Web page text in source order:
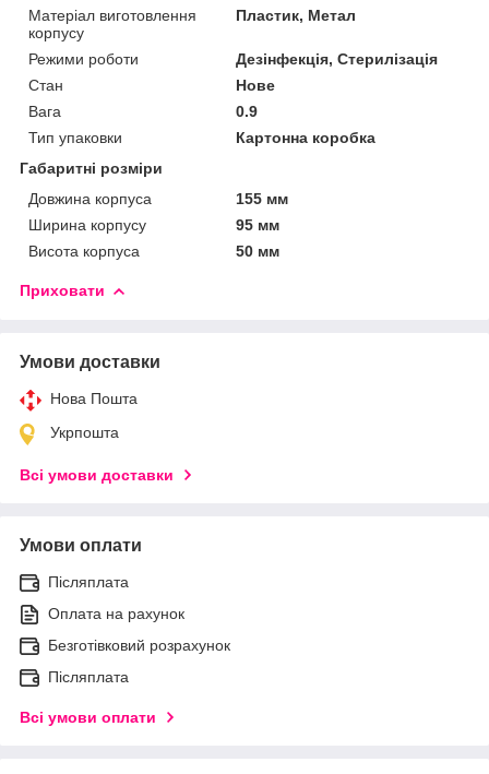
Матеріал виготовлення
корпусу
Пластик, Метал
Режими роботи
Дезінфекція, Стерилізація
Стан
Нове
Вага
0.9
Тип упаковки
Картонна коробка
Габаритні розміри
Довжина корпуса
155 мм
Ширина корпусу
95 мм
Висота корпуса
50 мм
Приховати
Умови доставки
Нова Пошта
Укрпошта
Всі умови доставки
Умови оплати
Післяплата
Оплата на рахунок
Безготівковий розрахунок
Післяплата
Всі умови оплати